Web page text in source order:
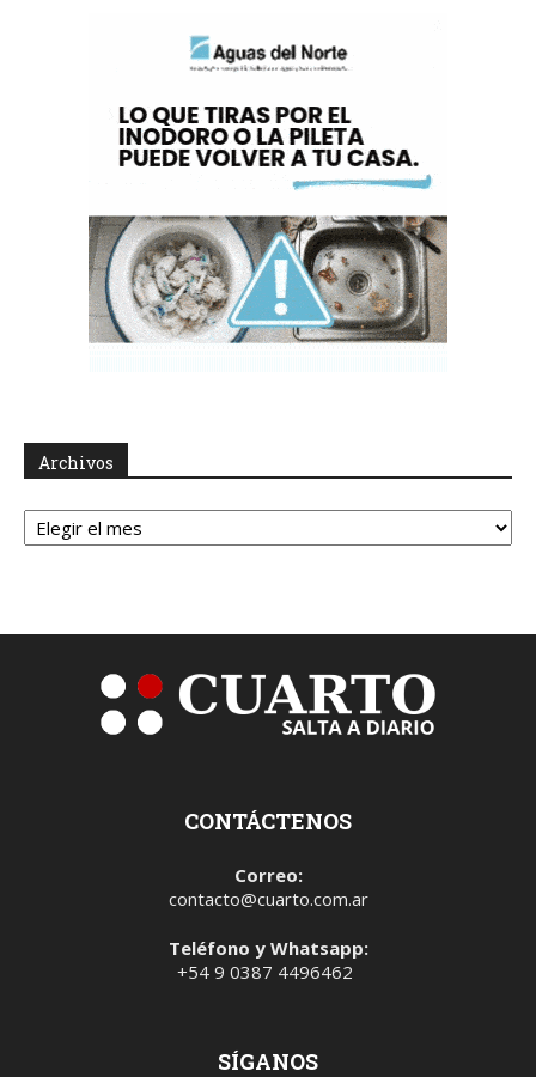
Archivos
Archivos
CONTÁCTENOS
Correo:
contacto@cuarto.com.ar
Teléfono y Whatsapp:
+54 9 0387 4496462
SÍGANOS